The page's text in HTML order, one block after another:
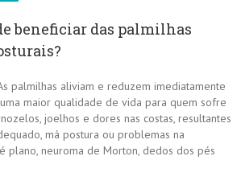
beneficiar das palmilhas
palmilhas aliviam e reduzem imediatamente
maior qualidade de vida para quem sofre
joelhos e dores nas costas, resultantes
má postura ou problemas na
plano, neuroma de Morton, dedos dos pés